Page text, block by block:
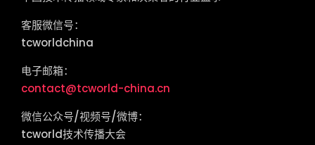
客服微信号：
tcworldchina
电子邮箱：
contact@tcworld-china.cn
微信公众号/视频号/微博：
tcworld技术传播大会